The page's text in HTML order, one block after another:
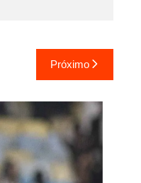
Próximo